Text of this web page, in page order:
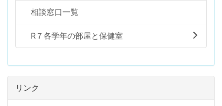
相談窓口一覧
R７各学年の部屋と保健室
リンク